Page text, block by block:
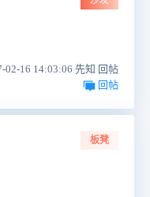
02-16 14:03:06 先知 回帖
回帖
板凳